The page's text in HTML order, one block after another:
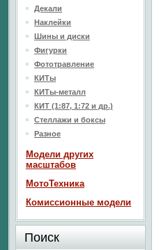
Декали
Наклейки
Шины и диски
Фигурки
Фототравление
КИТы
КИТы-металл
КИТ (1:87, 1:72 и др.)
Стеллажи и боксы
Разное
Модели других
масштабов
МотоТехника
Комиссионные модели
Поиск